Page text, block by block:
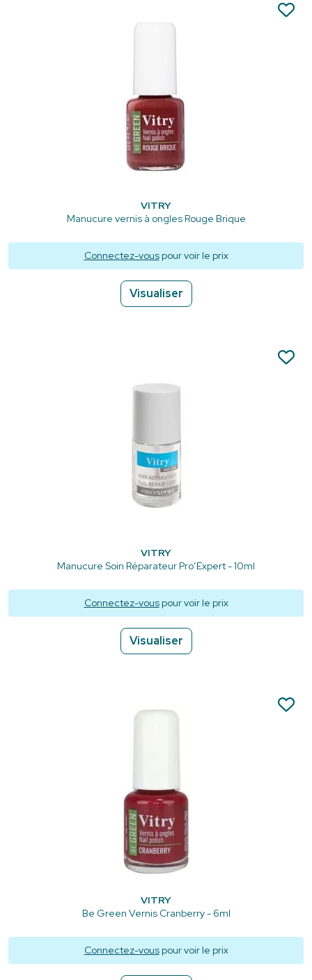
VITRY
Manucure vernis à ongles Rouge Brique
Connectez-vouspour voir le prix
Visualiser
VITRY
Manucure Soin Réparateur Pro’Expert - 10ml
Connectez-vouspour voir le prix
Visualiser
VITRY
Be Green Vernis Cranberry - 6ml
Connectez-vouspour voir le prix